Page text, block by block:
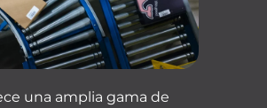
una amplia gama de